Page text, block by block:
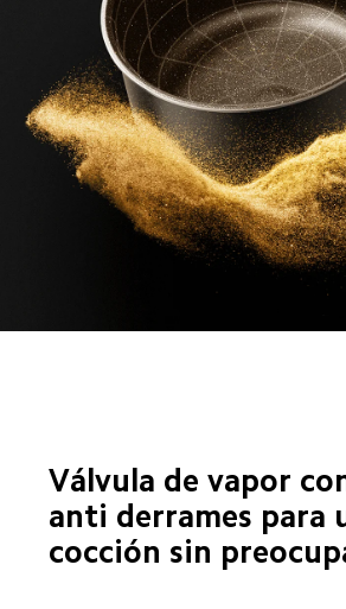
Válvula de vapor
anti derrames para
cocción sin